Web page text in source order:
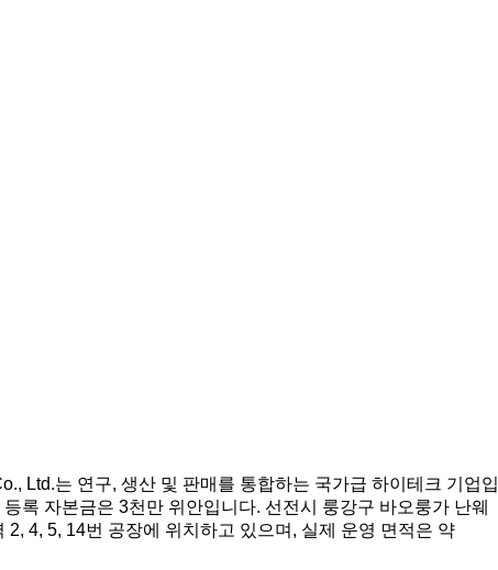
Ltd.는 연구, 생산 및 판매를 통합하는 국가급 하이테크 기업입
록 자본금은 3천만 위안입니다. 선전시 룽강구 바오룽가 난웨
2, 4, 5, 14번 공장에 위치하고 있으며, 실제 운영 면적은 약